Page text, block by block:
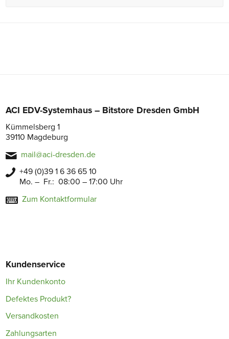
ACI EDV-Systemhaus – Bitstore Dresden GmbH
Kümmelsberg 1
39110 Magdeburg
mail@aci-dresden.de
+49 (0)39 1 6 36 65 10
Mo. – Fr.: 08:00 – 17:00 Uhr
Zum Kontaktformular
Kundenservice
Ihr Kundenkonto
Defektes Produkt?
Versandkosten
Zahlungsarten